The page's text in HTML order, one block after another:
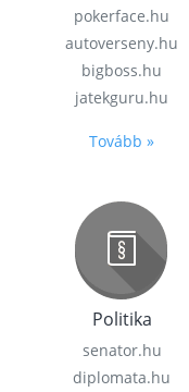
pokerface.hu
autoverseny.hu
bigboss.hu
jatekguru.hu
Tovább »
Politika
senator.hu
diplomata.hu